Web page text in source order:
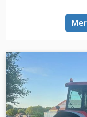
Kontakta Gerrit